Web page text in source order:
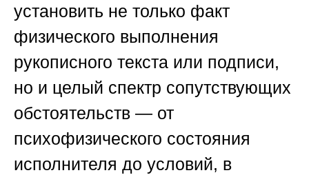
установить не только факт
физического выполнения
рукописного текста или подписи,
но и целый спектр сопутствующих
обстоятельств — от
психофизического состояния
исполнителя до условий, в